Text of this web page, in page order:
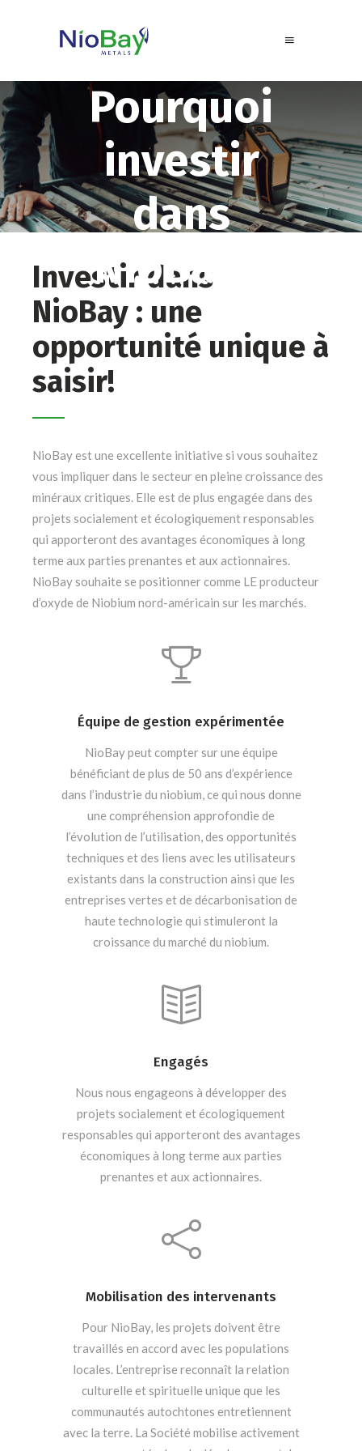
Pourquoi
investir
dans
NioBay ?
Investir dans
NioBay : une
opportunité unique à
saisir!
NioBay est une excellente initiative si vous souhaitez
vous impliquer dans le secteur en pleine croissance des
minéraux critiques. Elle est de plus engagée dans des
projets socialement et écologiquement responsables
qui apporteront des avantages économiques à long
terme aux parties prenantes et aux actionnaires.
NioBay souhaite se positionner comme LE producteur
d’oxyde de Niobium nord-américain sur les marchés.
Équipe de gestion expérimentée
NioBay peut compter sur une équipe
bénéficiant de plus de 50 ans d’expérience
dans l’industrie du niobium, ce qui nous donne
une compréhension approfondie de
l’évolution de l’utilisation, des opportunités
techniques et des liens avec les utilisateurs
existants dans la construction ainsi que les
entreprises vertes et de décarbonisation de
haute technologie qui stimuleront la
croissance du marché du niobium.
Engagés
Nous nous engageons à développer des
projets socialement et écologiquement
responsables qui apporteront des avantages
économiques à long terme aux parties
prenantes et aux actionnaires.
Mobilisation des intervenants
Pour NioBay, les projets doivent être
travaillés en accord avec les populations
locales. L’entreprise reconnaît la relation
culturelle et spirituelle unique que les
communautés autochtones entretiennent
avec la terre. La Société mobilise activement